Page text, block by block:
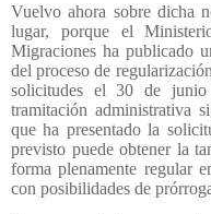
Vuelvo ahora sobre dicha
lugar, porque el
Migraciones ha publicado
del proceso de
solicitudes el 30 de
tramitación administrativa
que ha presentado la
previsto puede obtener la
forma plenamente regular
con posibilidades de